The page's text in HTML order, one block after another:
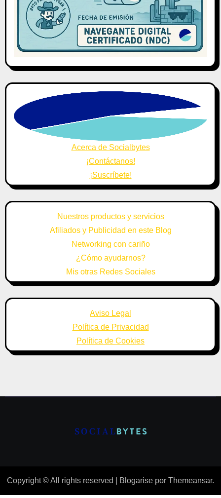
Acerca de Socialbytes
¡Contáctanos!
¡Suscríbete!
Nuestros productos y servicios
Afiliados y Publicidad en este Blog
Networking con cariño
¿Cómo ayudarnos?
Mis otras Redes Sociales
Aviso Legal
Política de Privacidad
Política de Cookies
Copyright © All rights reserved Blogarise por Themeansar.